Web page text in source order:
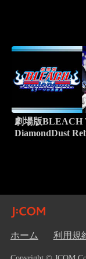
劇場版BLEACH
DiamondDust
ホーム 利用規